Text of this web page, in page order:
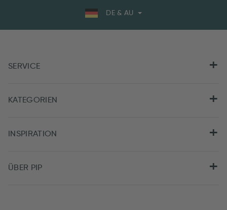
DE & AU
SERVICE
KATEGORIEN
INSPIRATION
ÜBER PIP